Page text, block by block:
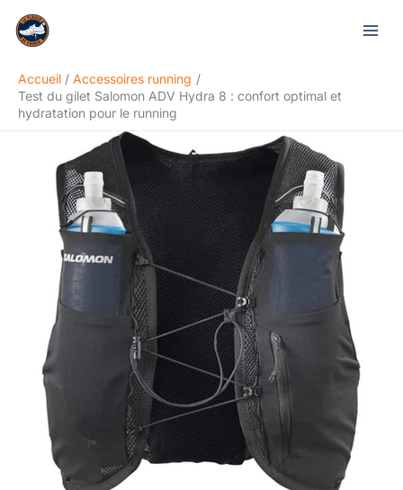
Accueil
Accessoires running
Test du gilet Salomon ADV Hydra 8 : confort optimal et
hydratation pour le running
Rechercher